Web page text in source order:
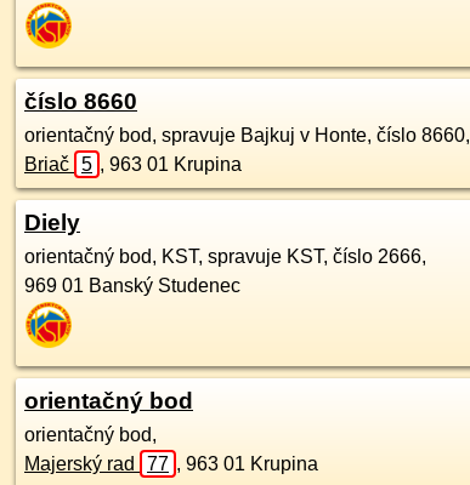
číslo 8660
orientačný bod, spravuje Bajkuj v Honte, číslo 8660,
Briač 5 , 963 01 Krupina
Diely
orientačný bod, KST, spravuje KST, číslo 2666,
969 01 Banský Studenec
orientačný bod
orientačný bod,
Majerský rad
77 , 963 01 Krupina